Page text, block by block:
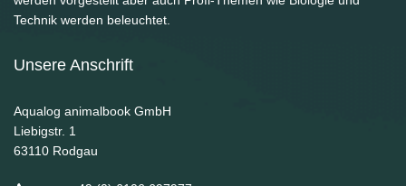
Technik werden beleuchtet.
Unsere Anschrift
Aqualog animalbook GmbH
Liebigstr. 1
63110 Rodgau